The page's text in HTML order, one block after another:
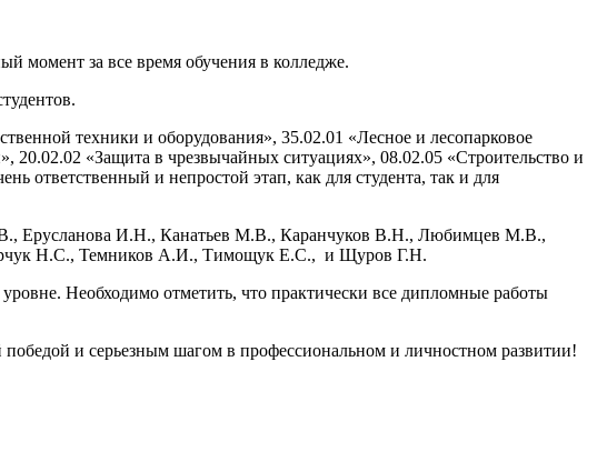
момент за все время обучения в колледже.
техники и оборудования», 35.02.01 «Лесное и лесопарковое
20.02.02 «Защита в чрезвычайных ситуациях», 08.02.05 «Строительство и
ответственный и непростой этап, как для студента, так и для
Ерусланова И.Н., Канатьев М.В., Каранчуков В.Н., Любимцев М.В.,
Н.С., Темников А.И., Тимощук Е.С., и Щуров Г.Н.
Необходимо отметить, что практически все дипломные работы
и серьезным шагом в профессиональном и личностном развитии!